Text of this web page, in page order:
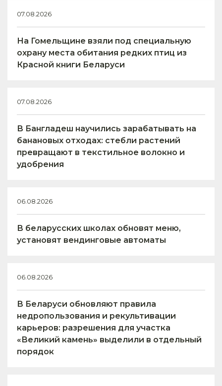
07.08.2026
На Гомельщине взяли под специальную
охрану места обитания редких птиц из
Красной книги Беларуси
07.08.2026
В Бангладеш научились зарабатывать на
банановых отходах: стебли растений
превращают в текстильное волокно и
удобрения
06.08.2026
В беларусских школах обновят меню,
установят вендинговые автоматы
06.08.2026
В Беларуси обновляют правила
недропользования и рекультивации
карьеров: разрешения для участка
«Великий камень» выделили в отдельный
порядок